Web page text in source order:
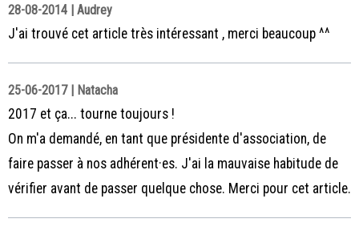
28-08-2014 | Audrey
J'ai trouvé cet article très intéressant , merci beaucoup ^^
25-06-2017 | Natacha
2017 et ça... tourne toujours !
On m'a demandé, en tant que présidente d'association, de
faire passer à nos adhérent·es. J'ai la mauvaise habitude de
vérifier avant de passer quelque chose. Merci pour cet article.